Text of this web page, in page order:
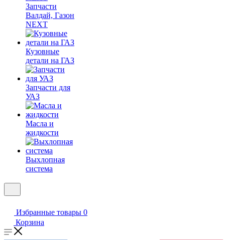
Запчасти
Валдай, Газон
NEXT
Кузовные
детали на ГАЗ
Запчасти для
УАЗ
Масла и
жидкости
Выхлопная
система
Избранные товары 0
Корзина